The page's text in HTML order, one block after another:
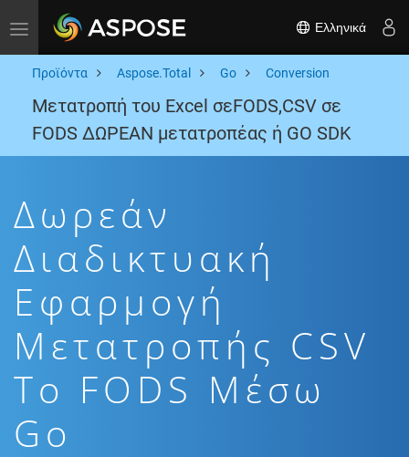
Toggle navigation Ελληνικά
Προϊόντα Aspose.Total Go Conversion
Μετατροπή του Excel σεFODS,CSV σε
FODS ΔΩΡΕΑΝ μετατροπέας ή GO SDK
Δωρεάν
Διαδικτυακή
Εφαρμογή
Μετατροπής CSV
To FODS Μέσω
Go